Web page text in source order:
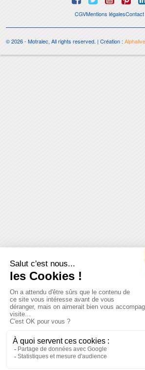
CGVMentions légalesContact
© 2026 - Motralec, All rights reserved. | Création :